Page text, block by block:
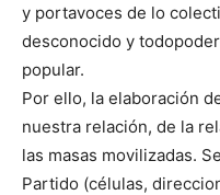
y portavoces de lo
desconocido y
popular.
Por ello, la elaboración
nuestra relación, de la
las masas movilizadas.
Partido (células,